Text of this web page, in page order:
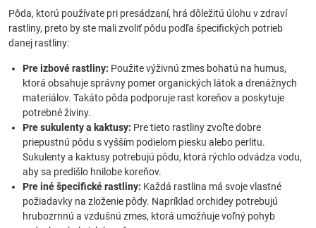
Pôda, ktorú používate pri presádzaní, hrá dôležitú úlohu v zdraví
rastliny, preto by ste mali zvoliť pôdu podľa špecifických potrieb
danej rastliny:
Pre izbové rastliny: Použite výživnú zmes bohatú na humus,
ktorá obsahuje správny pomer organických látok a drenážnych
materiálov. Takáto pôda podporuje rast koreňov a poskytuje
potrebné živiny.
Pre sukulenty a kaktusy: Pre tieto rastliny zvoľte dobre
priepustnú pôdu s vyšším podielom piesku alebo perlitu.
Sukulenty a kaktusy potrebujú pôdu, ktorá rýchlo odvádza vodu,
aby sa predišlo hnilobe koreňov.
Pre iné špecifické rastliny: Každá rastlina má svoje vlastné
požiadavky na zloženie pôdy. Napríklad orchidey potrebujú
hrubozrnnú a vzdušnú zmes, ktorá umožňuje voľný pohyb